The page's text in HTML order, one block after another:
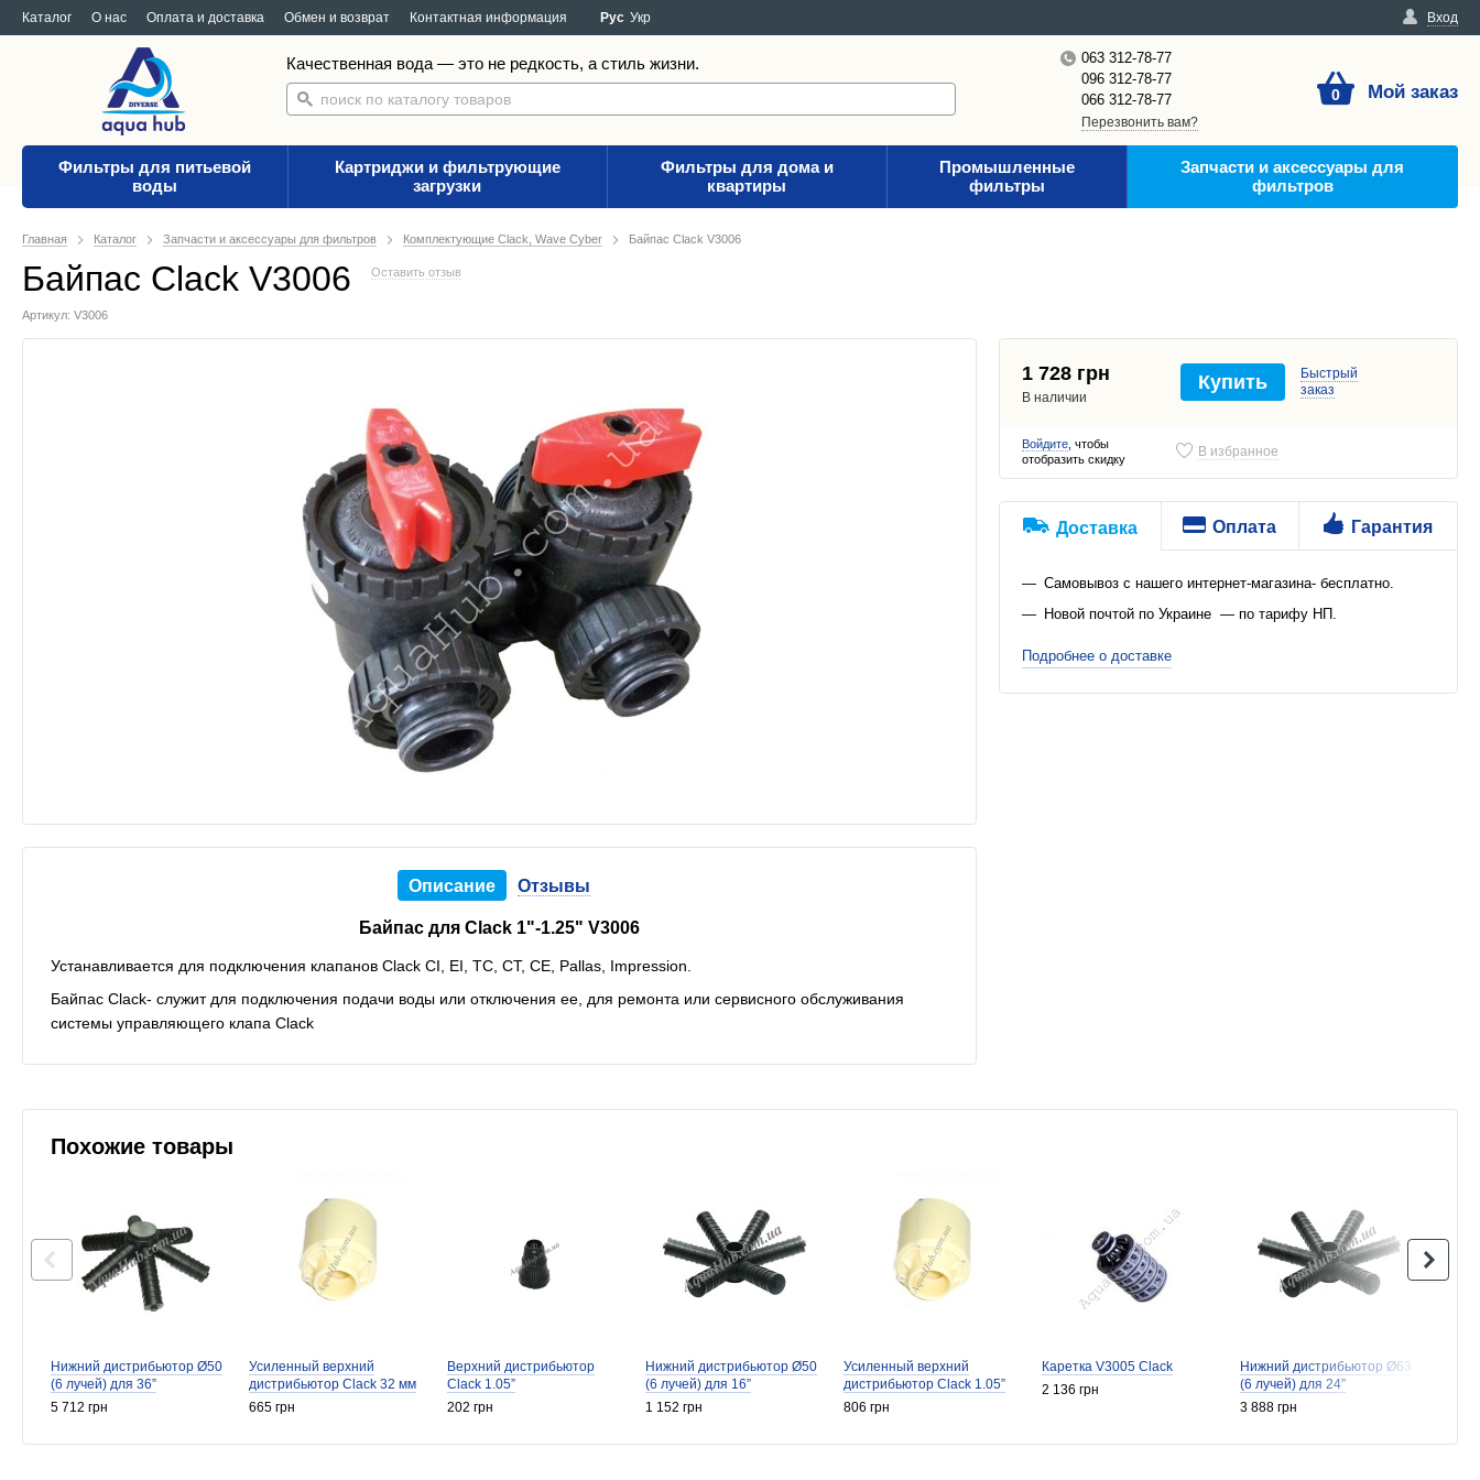
Каталог О нас Оплата и доставка Обмен и возврат Контактная информация Вход
Рус Укр
Качественная вода — это не редкость, а стиль жизни.
063 312-78-77
096 312-78-77
066 312-78-77
Перезвонить вам?
0 Мой заказ
Фильтры для питьевой
воды
Картриджи и фильтрующие
загрузки
Фильтры для дома и
квартиры
Промышленные
фильтры
Запчасти и аксессуары для
фильтров
Главная Каталог Запчасти и аксессуары для фильтров Комплектующие Clack, Wave Cyber Байпас Clack V3006
Байпас Clack V3006 Оставить отзыв
Артикул: V3006
Описание Отзывы
Байпас для Clack 1"-1.25" V3006
Устанавливается для подключения клапанов Clack CI, EI, TC, CT, CE, Pallas, Impression.
Байпас Clack- служит для подключения подачи воды или отключения ее, для ремонта или сервисного обслуживания
системы управляющего клапа Clack
1 728 грн
В наличии
Купить
Быстрый
заказ
Войдите, чтобы
отобразить скидку
В избранное
Доставка Оплата Гарантия
Самовывоз с нашего интернет-магазина- бесплатно.
Новой почтой по Украине — по тарифу НП.
Подробнее о доставке
Похожие товары
Нижний дистрибьютор Ø50
(6 лучей) для 36”
5 712 грн
Усиленный верхний
дистрибьютор Clack 32 мм
665 грн
Верхний дистрибьютор
Clack 1.05”
202 грн
Нижний дистрибьютор Ø50
(6 лучей) для 16”
1 152 грн
Усиленный верхний
дистрибьютор Clack 1.05”
806 грн
Каретка V3005 Clack
2 136 грн
Нижний дистрибьютор Ø63
(6 лучей) для 24”
3 888 грн